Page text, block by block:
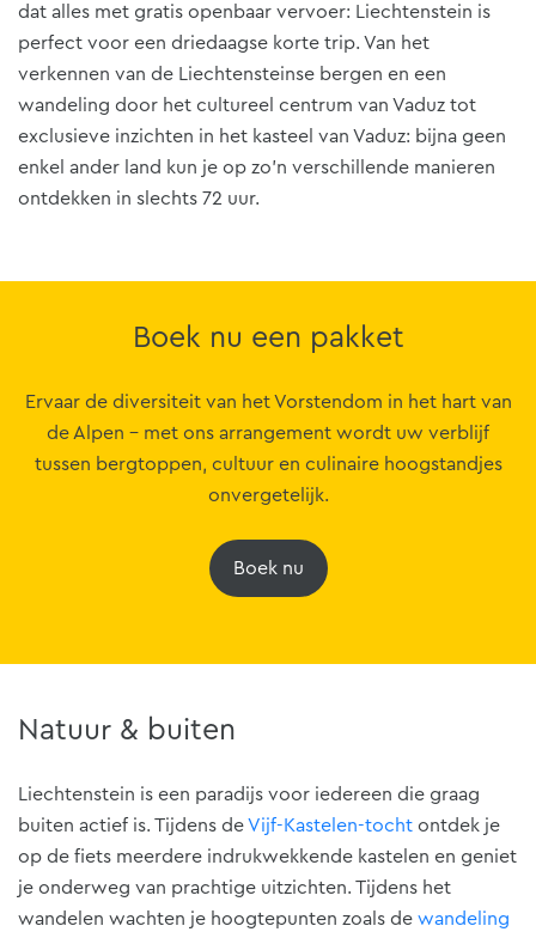
dat alles met gratis openbaar vervoer: Liechtenstein is
perfect voor een driedaagse korte trip. Van het
verkennen van de Liechtensteinse bergen en een
wandeling door het cultureel centrum van Vaduz tot
exclusieve inzichten in het kasteel van Vaduz: bijna geen
enkel ander land kun je op zo'n verschillende manieren
ontdekken in slechts 72 uur.
Boek nu een pakket
Ervaar de diversiteit van het Vorstendom in het hart van
de Alpen - met ons arrangement wordt uw verblijf
tussen bergtoppen, cultuur en culinaire hoogstandjes
onvergetelijk.
Boek nu
Natuur & buiten
Liechtenstein is een paradijs voor iedereen die graag
buiten actief is. Tijdens deVijf-Kastelen-tocht ontdek je
op de fiets meerdere indrukwekkende kastelen en geniet
je onderweg van prachtige uitzichten. Tijdens het
wandelen wachten je hoogtepunten zoals de wandeling